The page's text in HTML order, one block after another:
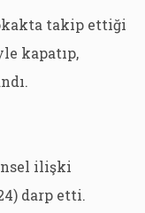
takip ettiği
kapatıp,
ilişki
darp etti.